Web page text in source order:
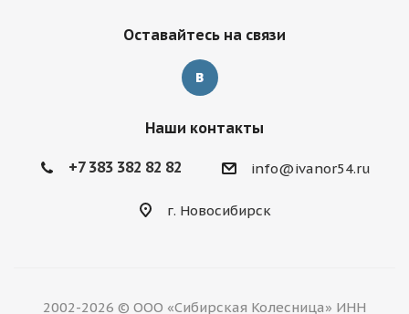
Оставайтесь на связи
Наши контакты
+7 383 382 82 82 info@ivanor54.ru
г. Новосибирск
2002-2026 © ООО «Сибирская Колесница» ИНН